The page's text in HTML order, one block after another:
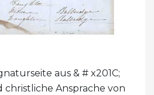
aus & # x201C;
christliche Ansprache von